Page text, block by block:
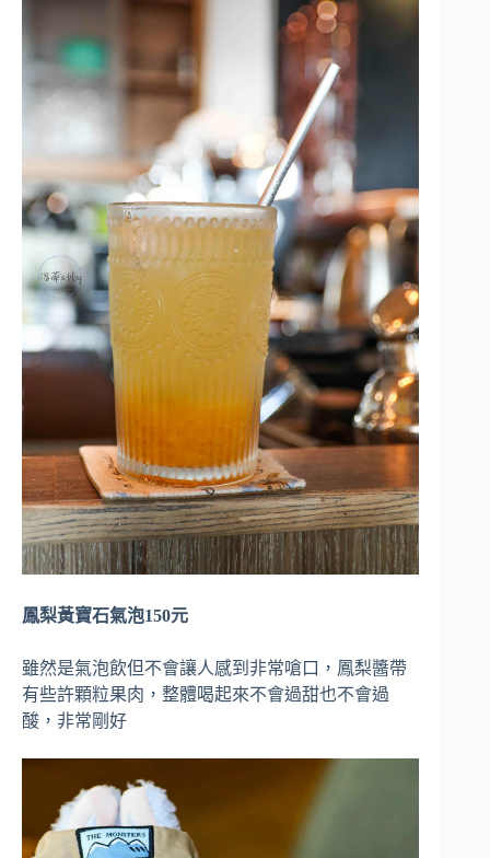
鳳梨黃寶石氣泡150元
雖然是氣泡飲但不會讓人感到非常嗆口，鳳梨醬帶
有些許顆粒果肉，整體喝起來不會過甜也不會過
酸，非常剛好